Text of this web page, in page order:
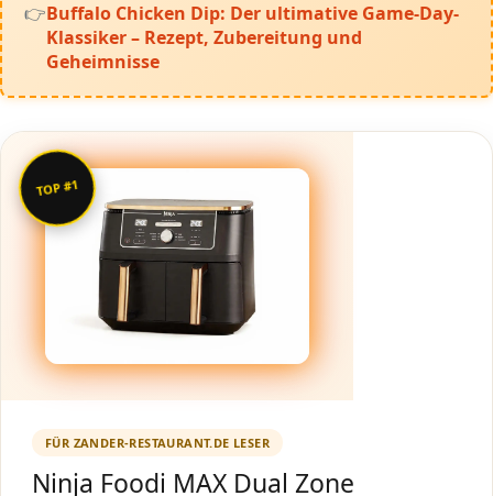
Buffalo Chicken Dip: Der ultimative Game-Day-
Klassiker – Rezept, Zubereitung und
Geheimnisse
TOP #1
FÜR ZANDER-RESTAURANT.DE LESER
Ninja Foodi MAX Dual Zone